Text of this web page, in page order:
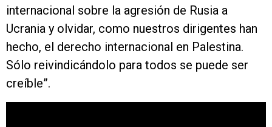
internacional sobre la agresión de Rusia a
Ucrania y olvidar, como nuestros dirigentes han
hecho, el derecho internacional en Palestina.
Sólo reivindicándolo para todos se puede ser
creíble”.